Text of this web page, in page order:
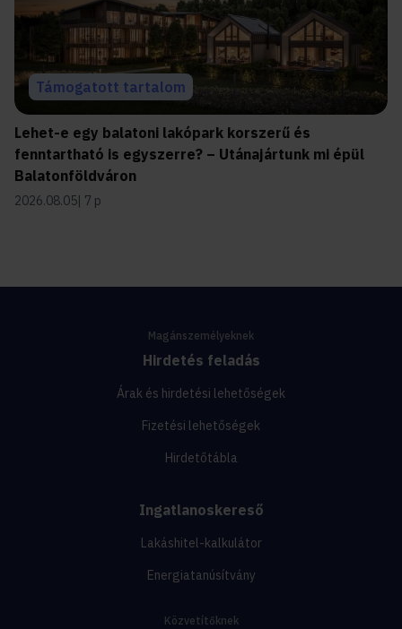
Támogatott tartalom
Lehet-e egy balatoni lakópark korszerű és
fenntartható is egyszerre? – Utánajártunk mi épül
Balatonföldváron
2026.08.05 7 p
Magánszemélyeknek
Hirdetés feladás
Árak és hirdetési lehetőségek
Fizetési lehetőségek
Hirdetőtábla
Ingatlanoskereső
Lakáshitel-kalkulátor
Energiatanúsítvány
Közvetítőknek